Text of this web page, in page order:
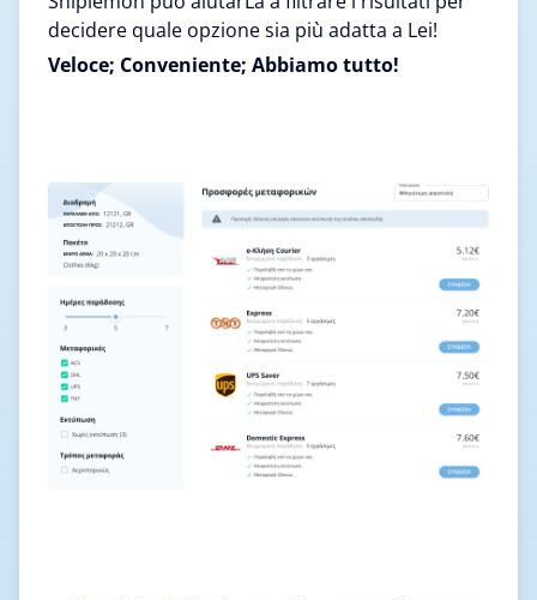
decidere quale opzione sia più adatta a Lei!
Veloce; Conveniente; Abbiamo tutto!